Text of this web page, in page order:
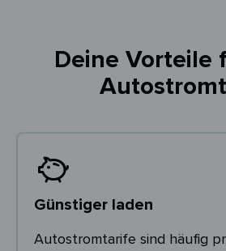
Deine Vorteile
Günstiger laden
Autostromtarife sind häufig